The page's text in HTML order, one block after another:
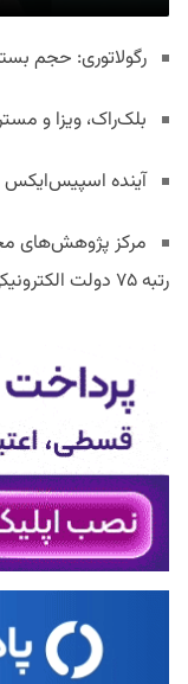
رگولاتوری: حجم
بلک‌راک، ویزا و
آینده
مرکز پژوهش‌های
رتبه ۷۵ دولت الکترونیکی است